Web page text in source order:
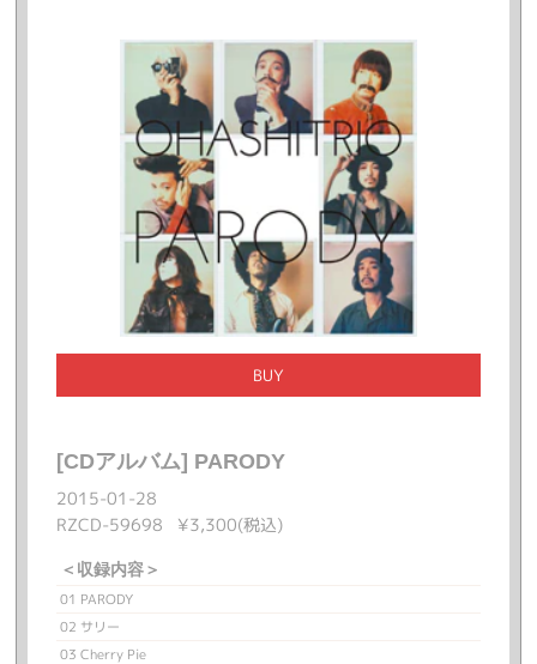
BUY
[CDアルバム] PARODY
2015-01-28
RZCD-59698 ¥3,300(税込)
＜収録内容＞
01 PARODY
02 サリー
03 Cherry Pie